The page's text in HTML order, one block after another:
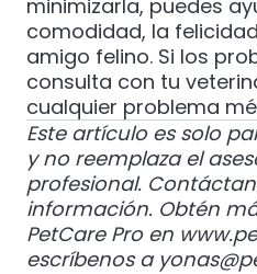
minimizarla, puedes
comodidad, la
amigo felino. Si los
consulta con tu
cualquier problema
Este artículo es solo
y no reemplaza el
profesional.
información. Obtén
PetCare Pro en
escríbenos a